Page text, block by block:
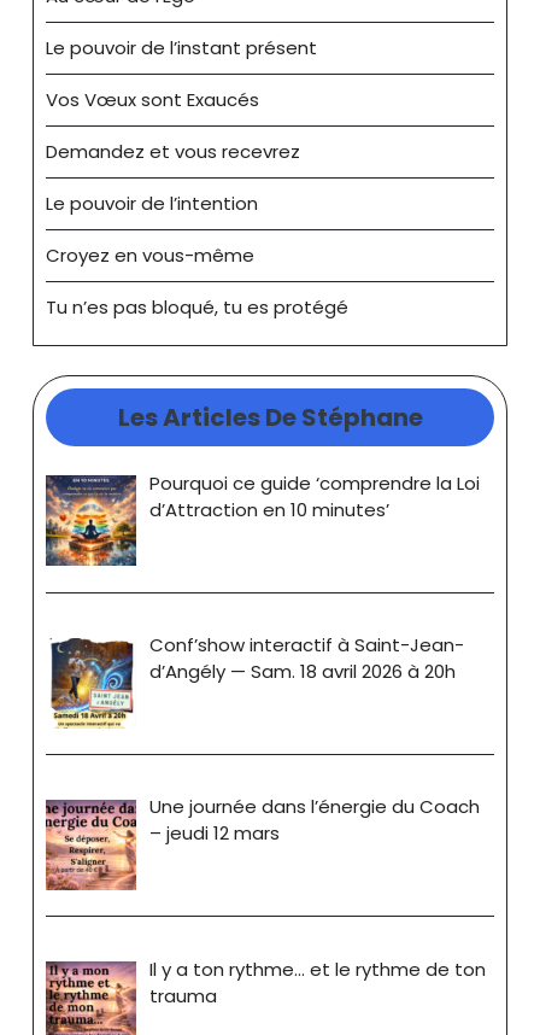
Le pouvoir de l’instant présent
Vos Vœux sont Exaucés
Demandez et vous recevrez
Le pouvoir de l’intention
Croyez en vous-même
Tu n’es pas bloqué, tu es protégé
Les Articles De Stéphane
Pourquoi ce guide ‘comprendre la Loi
d’Attraction en 10 minutes’
Conf’show interactif à Saint-Jean-
d’Angély — Sam. 18 avril 2026 à 20h
Une journée dans l’énergie du Coach
– jeudi 12 mars
Il y a ton rythme… et le rythme de ton
trauma